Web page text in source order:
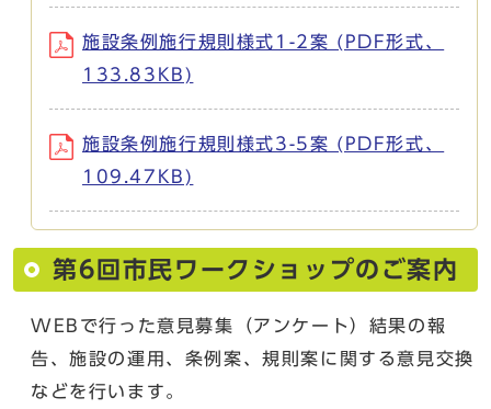
施設条例施行規則様式1-2案 (PDF形式、
133.83KB)
施設条例施行規則様式3-5案 (PDF形式、
109.47KB)
第6回市民ワークショップのご案内
WEBで行った意見募集（アンケート）結果の報
告、施設の運用、条例案、規則案に関する意見交換
などを行います。